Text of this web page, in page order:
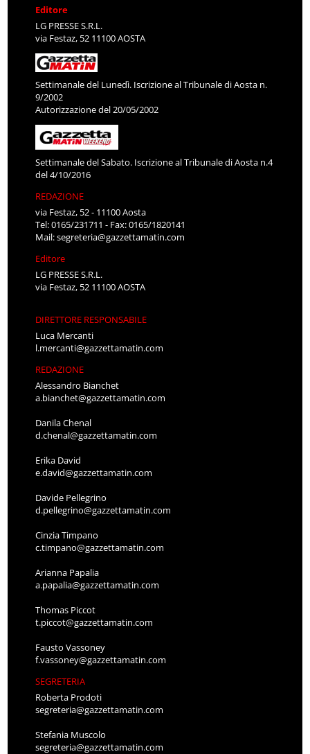
Editore
LG PRESSE S.R.L.
via Festaz, 52 11100 AOSTA
Settimanale del Lunedì. Iscrizione al Tribunale di Aosta n.
9/2002
Autorizzazione del 20/05/2002
Settimanale del Sabato. Iscrizione al Tribunale di Aosta n.4
del 4/10/2016
REDAZIONE
via Festaz, 52 - 11100 Aosta
Tel: 0165/231711 - Fax: 0165/1820141
Mail:segreteria@gazzettamatin.com
Editore
LG PRESSE S.R.L.
via Festaz, 52 11100 AOSTA
DIRETTORE RESPONSABILE
Luca Mercanti
l.mercanti@gazzettamatin.com
REDAZIONE
Alessandro Bianchet
a.bianchet@gazzettamatin.com
Danila Chenal
d.chenal@gazzettamatin.com
Erika David
e.david@gazzettamatin.com
Davide Pellegrino
d.pellegrino@gazzettamatin.com
Cinzia Timpano
c.timpano@gazzettamatin.com
Arianna Papalia
a.papalia@gazzettamatin.com
Thomas Piccot
t.piccot@gazzettamatin.com
Fausto Vassoney
f.vassoney@gazzettamatin.com
SEGRETERIA
Roberta Prodoti
segreteria@gazzettamatin.com
Stefania Muscolo
segreteria@gazzettamatin.com